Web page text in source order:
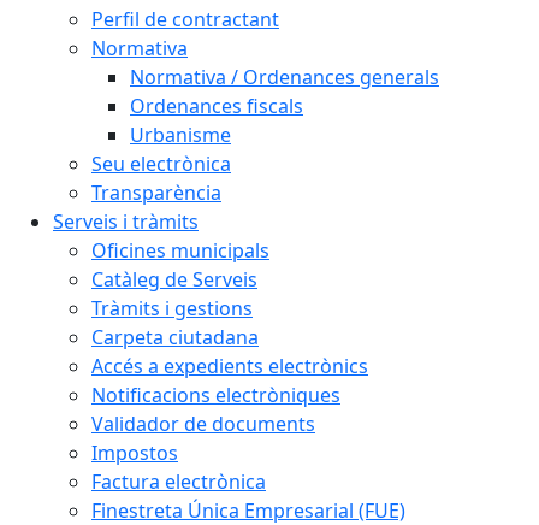
Perfil de contractant
Normativa
Normativa / Ordenances generals
Ordenances fiscals
Urbanisme
Seu electrònica
Transparència
Serveis i tràmits
Oficines municipals
Catàleg de Serveis
Tràmits i gestions
Carpeta ciutadana
Accés a expedients electrònics
Notificacions electròniques
Validador de documents
Impostos
Factura electrònica
Finestreta Única Empresarial (FUE)